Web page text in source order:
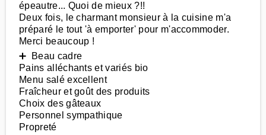
épeautre... Quoi de mieux ?!!
Deux fois, le charmant monsieur à la cuisine m'a
préparé le tout 'à emporter' pour m'accommoder.
Merci beaucoup !
➕ Beau cadre
Pains alléchants et variés bio
Menu salé excellent
Fraîcheur et goût des produits
Choix des gâteaux
Personnel sympathique
Propreté